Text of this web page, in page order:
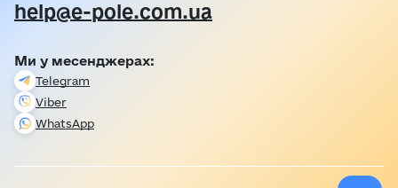
help@e-pole.com.ua
Ми у месенджерах:
Telegram
Viber
WhatsApp